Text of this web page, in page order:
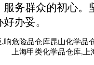
务群众的初心
办妥。